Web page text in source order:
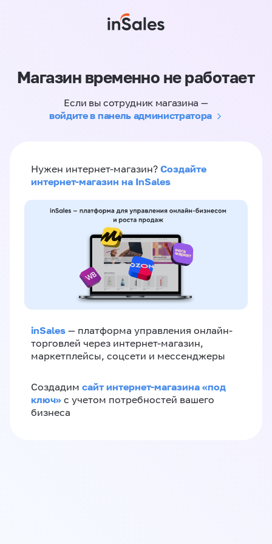
Магазин временно не работает
Если вы сотрудник магазина —
войдите в панель администратора
Нужен интернет-магазин? Создайте
интернет-магазин на InSales
inSales — платформа управления онлайн-
торговлей через интернет-магазин,
маркетплейсы, соцсети и мессенджеры
Создадим сайт интернет-магазина «под
ключ» с учетом потребностей вашего
бизнеса